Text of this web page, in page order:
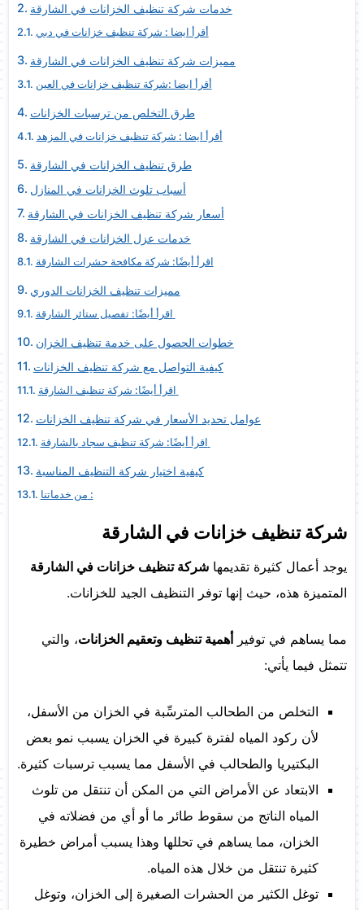
خدمات شركة تنظيف الخزانات في الشارقة
أقرأ ايضا : شركة تنظيف خزانات في دبي
مميزات شركة تنظيف الخزانات في الشارقة
أقرأ ايضا :شركة تنظيف خزانات في العين
طرق التخلص من ترسبات الخزانات
أقرأ ايضا : شركة تنظيف خزانات في المزهد
طرق تنظيف الخزانات في الشارقة
أسباب تلوث الخزانات في المنازل
أسعار شركة تنظيف الخزانات في الشارقة
خدمات عزل الخزانات في الشارقة
اقرأ أيضًا: شركة مكافحة حشرات الشارقة
مميزات تنظيف الخزانات الدوري
خطوات الحصول على خدمة تنظيف الخزان
كيفية التواصل مع شركة تنظيف الخزانات
عوامل تحديد الأسعار في شركة تنظيف الخزانات
كيفية اختيار شركة التنظيف المناسبة
من خدماتنا :
شركة تنظيف خزانات في الشارقة
يوجد أعمال كثيرة تقديمها شركة تنظيف خزانات في الشارقة
المتميزة هذه، حيث إنها توفر التنظيف الجيد للخزانات.
مما يساهم في توفيرأهمية تنظيف وتعقيم الخزانات، والتي
تتمثل فيما يأتي:
التخلص من الطحالب المترسِّبة في الخزان من الأسفل،
لأن ركود المياه لفترة كبيرة في الخزان يسبب نمو بعض
البكتيريا والطحالب في الأسفل مما يسبب ترسبات كثيرة.
الابتعاد عن الأمراض التي من المكن أن تنتقل من تلوث
المياه الناتج من سقوط طائر ما أو أي من فضلاته في
الخزان، مما يساهم في تحللها وهذا يسبب أمراض خطيرة
كثيرة تنتقل من خلال هذه المياه.
توغل الكثير من الحشرات الصغيرة إلى الخزان، وتوغل